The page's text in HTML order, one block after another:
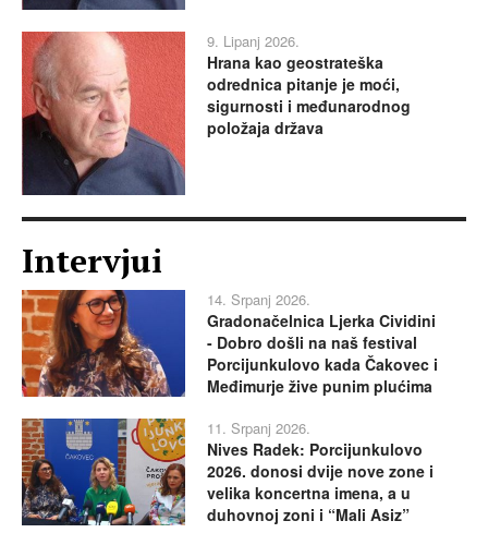
9. Lipanj 2026.
Hrana kao geostrateška
odrednica pitanje je moći,
sigurnosti i međunarodnog
položaja država
Intervjui
14. Srpanj 2026.
Gradonačelnica Ljerka Cividini
- Dobro došli na naš festival
Porcijunkulovo kada Čakovec i
Međimurje žive punim plućima
11. Srpanj 2026.
Nives Radek: Porcijunkulovo
2026. donosi dvije nove zone i
velika koncertna imena, a u
duhovnoj zoni i “Mali Asiz”